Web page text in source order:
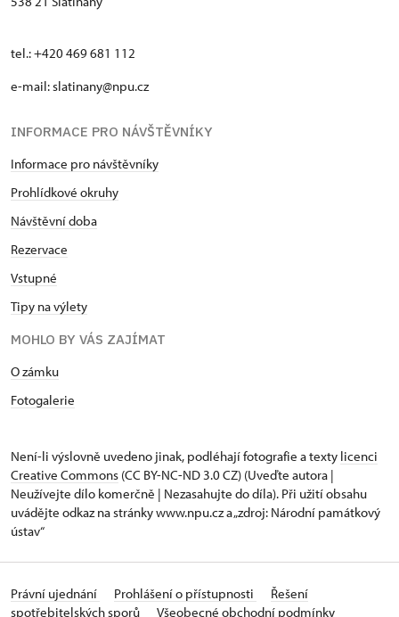
tel.: +420 469 681 112
e-mail: slatinany@npu.cz
INFORMACE PRO NÁVŠTĚVNÍKY
Informace pro návštěvníky
Prohlídkové okruhy
Návštěvní doba
Rezervace
Vstupné
Tipy na výlety
MOHLO BY VÁS ZAJÍMAT
O zámku
Fotogalerie
Není-li výslovně uvedeno jinak, podléhají fotografie a texty licenci
Creative Commons (CC BY-NC-ND 3.0 CZ) (Uveďte autora |
Neužívejte dílo komerčně | Nezasahujte do díla). Při užití obsahu
uvádějte odkaz na stránky www.npu.cz a „zdroj: Národní památkový
ústav“
Právní ujednání Prohlášení o přístupnosti
Řešení
spotřebitelských sporů
Všeobecné obchodní podmínky